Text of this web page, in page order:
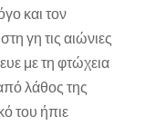
και τον
γη τις αιώνιες
με τη φτώχεια
λάθος της
του ήπιε